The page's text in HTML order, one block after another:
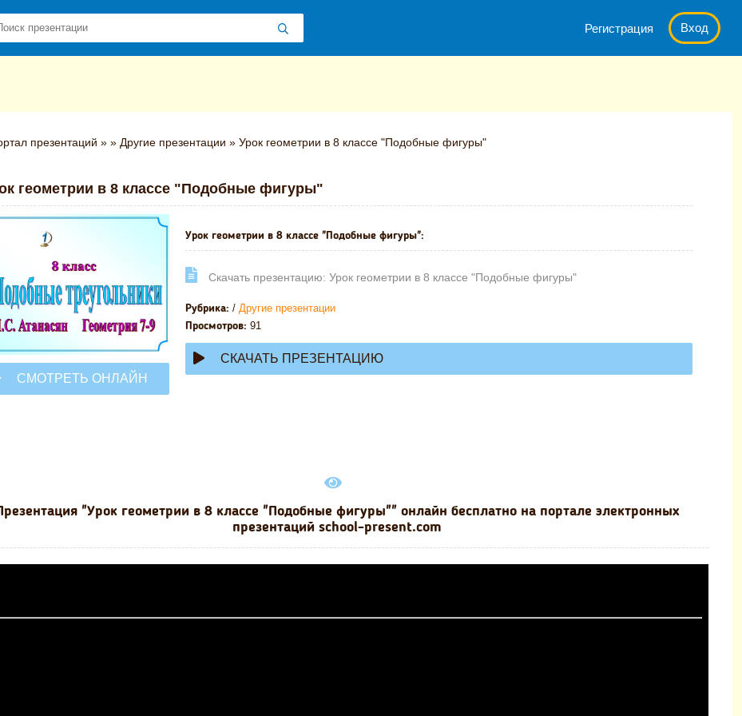
Регистрация Вход
презентаций » » Другие презентации » Урок геометрии в 8 классе "Подобные фигуры"
геометрии в 8 классе "Подобные фигуры"
СМОТРЕТЬ ОНЛАЙН
Урок геометрии в 8 классе "Подобные фигуры":
Cкачать презентацию: Урок геометрии в 8 классе "Подобные фигуры"
Рубрика: / Другие презентации
Просмотров: 91
СКАЧАТЬ ПРЕЗЕНТАЦИЮ
"Урок геометрии в 8 классе "Подобные фигуры"" онлайн бесплатно на портале электронных
презентаций school-present.com